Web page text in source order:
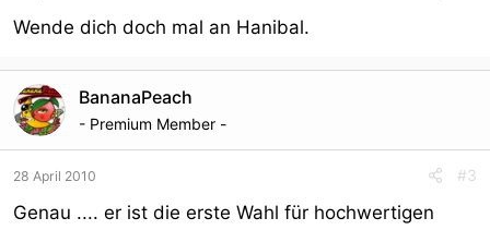
Wende dich doch mal an Hanibal.
BananaPeach
- Premium Member -
28 April 2010 #3
Genau .... er ist die erste Wahl für hochwertigen